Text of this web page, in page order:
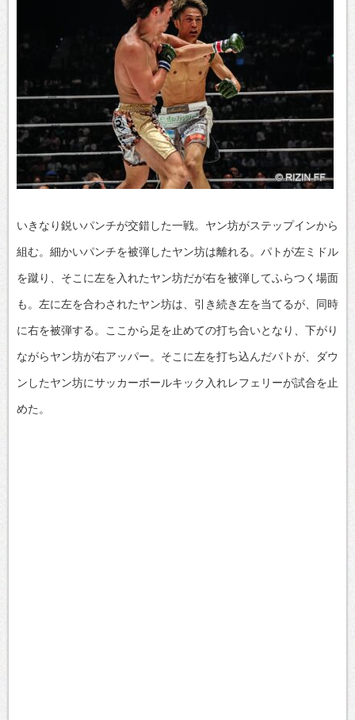
いきなり鋭いパンチが交錯した一戦。ヤン坊がステップインから
組む。細かいパンチを被弾したヤン坊は離れる。パトが左ミドル
を蹴り、そこに左を入れたヤン坊だが右を被弾してふらつく場面
も。左に左を合わされたヤン坊は、引き続き左を当てるが、同時
に右を被弾する。ここから足を止めての打ち合いとなり、下がり
ながらヤン坊が右アッパー。そこに左を打ち込んだパトが、ダウ
ンしたヤン坊にサッカーボールキック入れレフェリーが試合を止
めた。